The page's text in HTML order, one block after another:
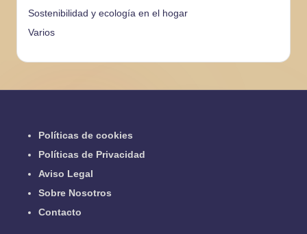
Sostenibilidad y ecología en el hogar
Varios
Políticas de cookies
Políticas de Privacidad
Aviso Legal
Sobre Nosotros
Contacto